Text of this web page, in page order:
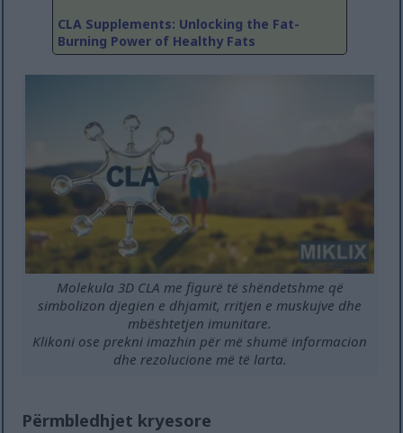
CLA Supplements: Unlocking the Fat-
Burning Power of Healthy Fats
Molekula 3D CLA me figurë të shëndetshme që
simbolizon djegien e dhjamit, rritjen e muskujve dhe
mbështetjen imunitare.
Klikoni ose prekni imazhin për më shumë informacion
dhe rezolucione më të larta.
Përmbledhjet kryesore